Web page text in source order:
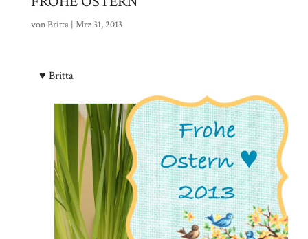
vonBritta| Mrz 31, 2013
♥ Britta